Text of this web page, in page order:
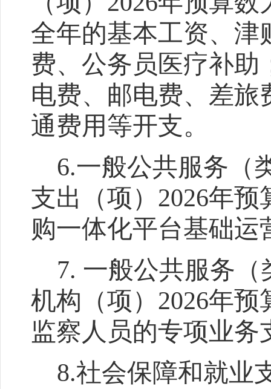
全年的基本工资、津
费、公务员医疗补助
电费、邮电费、差
通费用等开支。
6.一般公共服务（
支出（项） 2026年预
购一体化平台基础运
7. 一般公共服务（
机构（项） 2026年预
监察人员的专项业务
8.社会保障和就业